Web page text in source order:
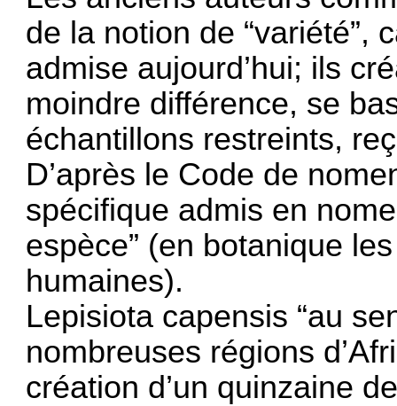
de la notion de “variété”,
admise aujourd’hui; ils
moindre différence, se
échantillons restreints,
D’après le Code de
spécifique admis en
espèce” (en botanique
humaines).
Lepisiota capensis “au
nombreuses régions
création d’un quinzaine